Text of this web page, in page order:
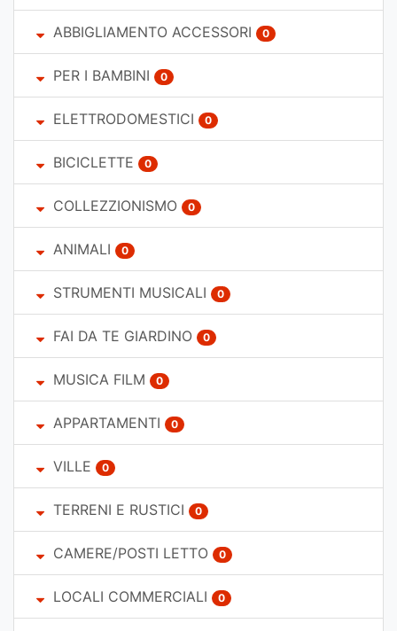
ABBIGLIAMENTO ACCESSORI 0
PER I BAMBINI 0
ELETTRODOMESTICI 0
BICICLETTE 0
COLLEZZIONISMO 0
ANIMALI 0
STRUMENTI MUSICALI 0
FAI DA TE GIARDINO 0
MUSICA FILM 0
APPARTAMENTI 0
VILLE 0
TERRENI E RUSTICI 0
CAMERE/POSTI LETTO 0
LOCALI COMMERCIALI 0